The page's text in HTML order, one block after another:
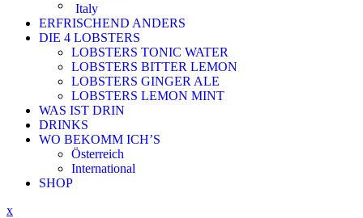
Italy
ERFRISCHEND ANDERS
DIE 4 LOBSTERS
LOBSTERS TONIC WATER
LOBSTERS BITTER LEMON
LOBSTERS GINGER ALE
LOBSTERS LEMON MINT
WAS IST DRIN
DRINKS
WO BEKOMM ICH’S
Österreich
International
SHOP
x